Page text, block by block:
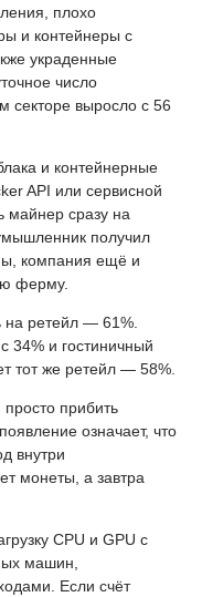
плохо
и контейнеры с
украденные
число
секторе выросло с 56
и контейнерные
API или сервисной
майнер сразу на
получил
компания ещё и
ферму.
на ретейл — 61%.
34% и гостиничный
тот же ретейл — 58%.
прибить
означает, что
внутри
монеты, а завтра
CPU и GPU с
машин,
Если счёт